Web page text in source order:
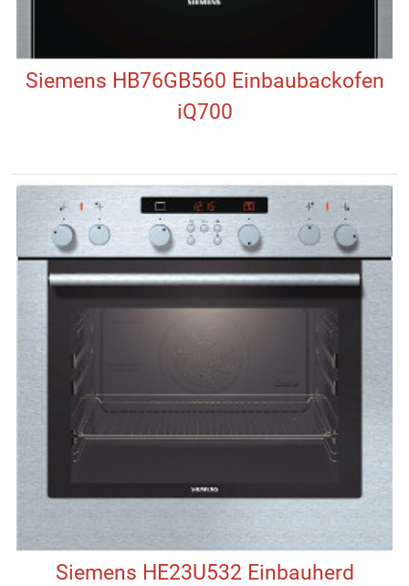
Siemens HB76GB560 Einbaubackofen
iQ700
Siemens HE23U532 Einbauherd